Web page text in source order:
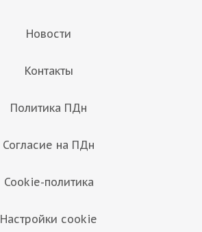
Новости
Контакты
Политика ПДн
Согласие на ПДн
Cookie-политика
Настройки cookie